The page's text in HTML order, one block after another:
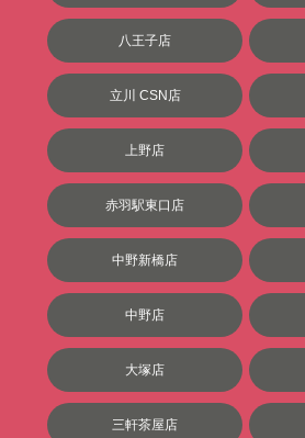
八王子店
立川 CSN店
上野店
赤羽駅東口店
中野新橋店
中野店
大塚店
三軒茶屋店